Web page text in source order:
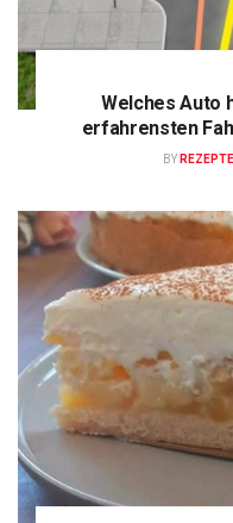
Welches Auto
erfahrensten
BY